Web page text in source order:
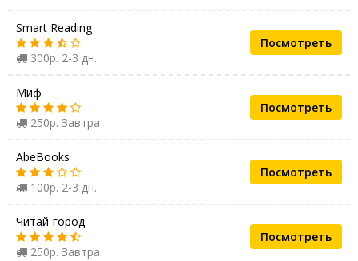
Smart Reading
300р. 2-3 дн.
Посмотреть
Миф
250р. Завтра
Посмотреть
AbeBooks
100р. 2-3 дн.
Посмотреть
Читай-город
250р. Завтра
Посмотреть